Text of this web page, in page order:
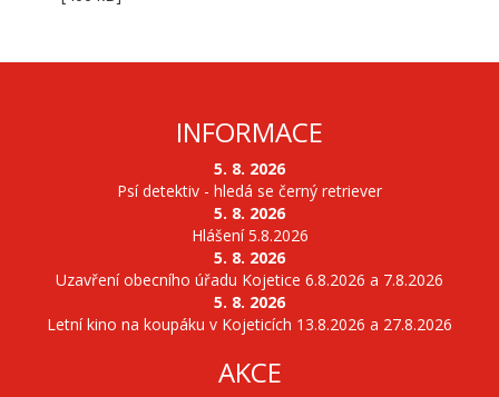
INFORMACE
5. 8. 2026
Psí detektiv - hledá se černý retriever
5. 8. 2026
Hlášení 5.8.2026
5. 8. 2026
Uzavření obecního úřadu Kojetice 6.8.2026 a 7.8.2026
5. 8. 2026
Letní kino na koupáku v Kojeticích 13.8.2026 a 27.8.2026
AKCE